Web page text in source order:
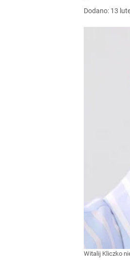
Dodano: 13
Witalij Kliczko